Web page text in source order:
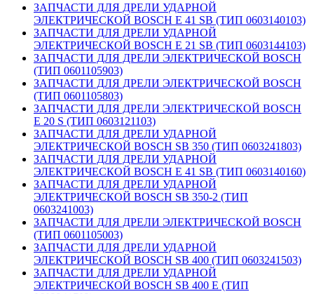
ЗАПЧАСТИ ДЛЯ ДРЕЛИ УДАРНОЙ
ЭЛЕКТРИЧЕСКОЙ BOSCH E 41 SB (ТИП 0603140103)
ЗАПЧАСТИ ДЛЯ ДРЕЛИ УДАРНОЙ
ЭЛЕКТРИЧЕСКОЙ BOSCH E 21 SB (ТИП 0603144103)
ЗАПЧАСТИ ДЛЯ ДРЕЛИ ЭЛЕКТРИЧЕСКОЙ BOSCH
(ТИП 0601105903)
ЗАПЧАСТИ ДЛЯ ДРЕЛИ ЭЛЕКТРИЧЕСКОЙ BOSCH
(ТИП 0601105803)
ЗАПЧАСТИ ДЛЯ ДРЕЛИ ЭЛЕКТРИЧЕСКОЙ BOSCH
E 20 S (ТИП 0603121103)
ЗАПЧАСТИ ДЛЯ ДРЕЛИ УДАРНОЙ
ЭЛЕКТРИЧЕСКОЙ BOSCH SB 350 (ТИП 0603241803)
ЗАПЧАСТИ ДЛЯ ДРЕЛИ УДАРНОЙ
ЭЛЕКТРИЧЕСКОЙ BOSCH E 41 SB (ТИП 0603140160)
ЗАПЧАСТИ ДЛЯ ДРЕЛИ УДАРНОЙ
ЭЛЕКТРИЧЕСКОЙ BOSCH SB 350-2 (ТИП
0603241003)
ЗАПЧАСТИ ДЛЯ ДРЕЛИ ЭЛЕКТРИЧЕСКОЙ BOSCH
(ТИП 0601105003)
ЗАПЧАСТИ ДЛЯ ДРЕЛИ УДАРНОЙ
ЭЛЕКТРИЧЕСКОЙ BOSCH SB 400 (ТИП 0603241503)
ЗАПЧАСТИ ДЛЯ ДРЕЛИ УДАРНОЙ
ЭЛЕКТРИЧЕСКОЙ BOSCH SB 400 E (ТИП